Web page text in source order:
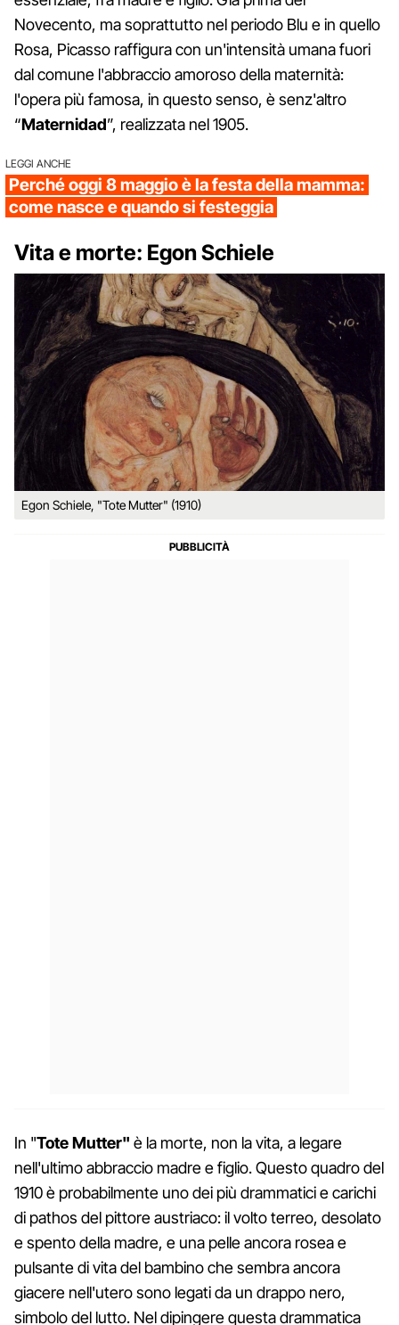
Novecento, ma soprattutto nel periodo Blu e in quello
Rosa, Picasso raffigura con un'intensità umana fuori
dal comune l'abbraccio amoroso della maternità:
l'opera più famosa, in questo senso, è senz'altro
“Maternidad”, realizzata nel 1905.
LEGGI ANCHE
Perché oggi 8 maggio è la festa della mamma:
come nasce e quando si festeggia
Vita e morte: Egon Schiele
Egon Schiele, "Tote Mutter" (1910)
In "Tote Mutter" è la morte, non la vita, a legare
nell'ultimo abbraccio madre e figlio. Questo quadro del
1910 è probabilmente uno dei più drammatici e carichi
di pathos del pittore austriaco: il volto terreo, desolato
e spento della madre, e una pelle ancora rosea e
pulsante di vita del bambino che sembra ancora
giacere nell'utero sono legati da un drappo nero,
simbolo del lutto. Nel dipingere questa drammatica